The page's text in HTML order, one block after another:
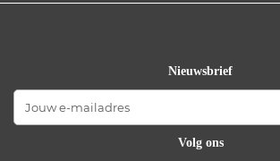
Nieuwsbrief
Volg ons